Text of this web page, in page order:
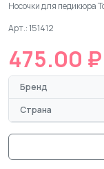
Носочки для педикюра
Арт.: 151412
475.00 ₽
Бренд
Страна